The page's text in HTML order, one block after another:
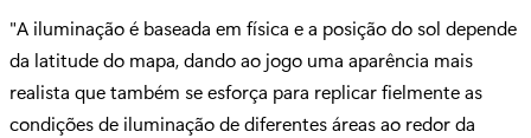
"A iluminação é baseada em física e a posição do sol depende
da latitude do mapa, dando ao jogo uma aparência mais
realista que também se esforça para replicar fielmente as
condições de iluminação de diferentes áreas ao redor da